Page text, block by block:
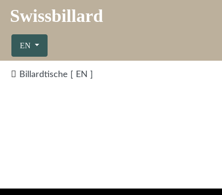
Swissbillard
EN
Billardtische [ EN ]